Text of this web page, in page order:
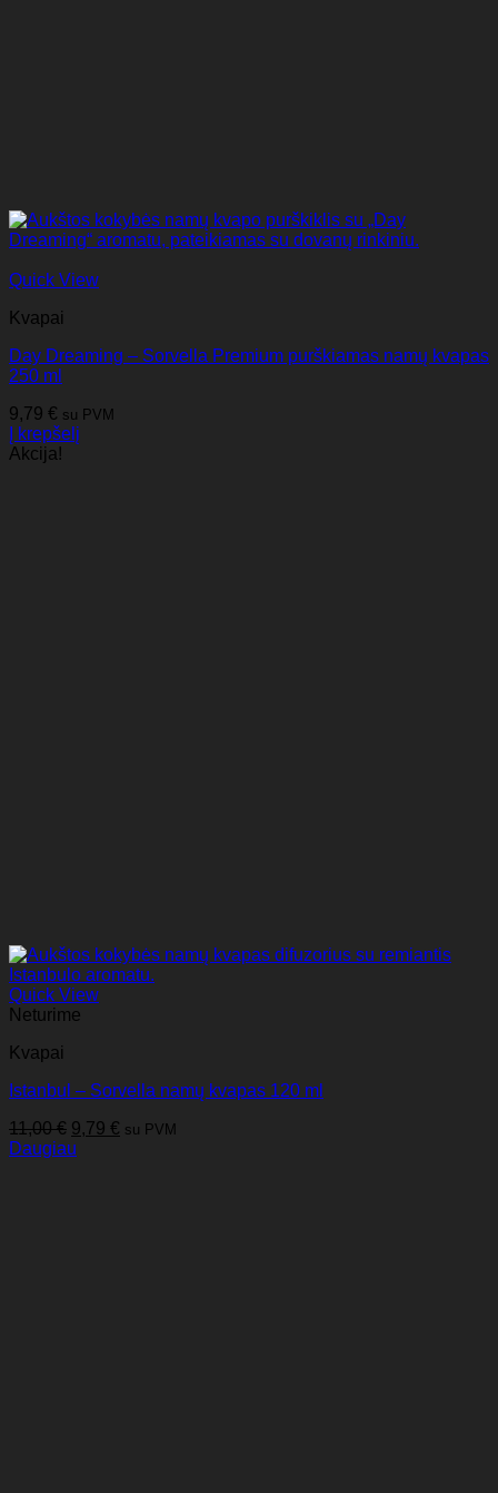
Quick View
Kvapai
Day Dreaming – Sorvella Premium purškiamas namų kvapas
250 ml
9,79 € su PVM
Į krepšelį
Akcija!
Quick View
Neturime
Kvapai
Istanbul – Sorvella namų kvapas 120 ml
11,00€ Original
price
9,79 € Current
su PVM
Daugiau